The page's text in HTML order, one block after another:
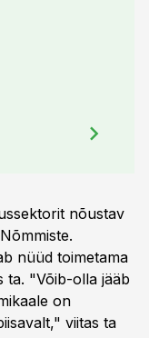
nõustav
nüüd toimetama
ta. "Võib-olla jääb
on
viitas ta